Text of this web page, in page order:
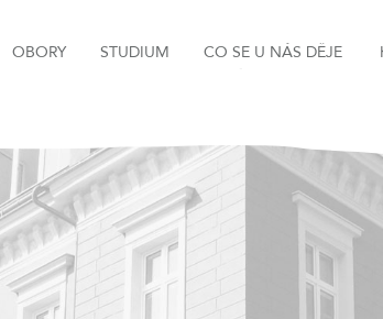
OBORY STUDIUM CO SE U NÁS DĚJE